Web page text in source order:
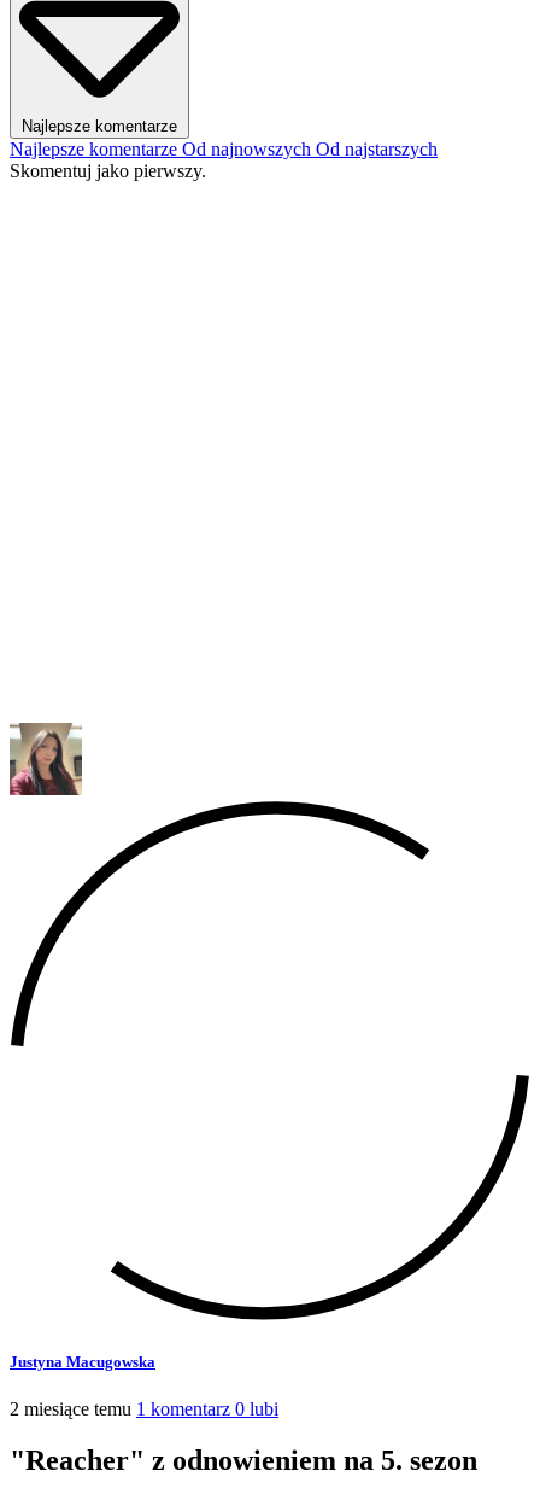
Najlepsze komentarze
Najlepsze komentarze Od najnowszych Od najstarszych
Skomentuj jako pierwszy.
Justyna Macugowska
2 miesiące temu 1 komentarz 0 lubi
"Reacher" z odnowieniem na 5. sezon